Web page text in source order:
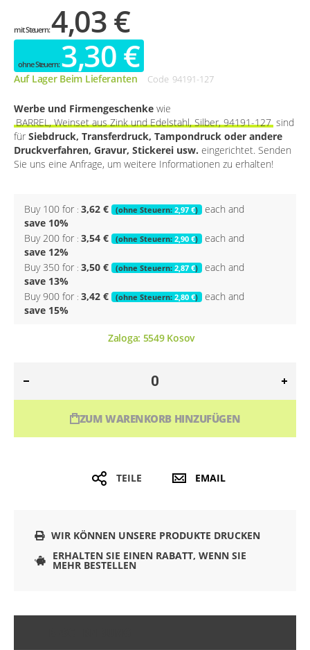
4,03 €
3,30 €
Auf Lager Beim Lieferanten Code 94191-127
Werbe und Firmengeschenke wie
BARREL, Weinset aus Zink und Edelstahl, Silber, 94191-127 sind
für Siebdruck, Transferdruck, Tampondruck oder andere
Druckverfahren, Gravur, Stickerei usw. eingerichtet. Senden
Sie uns eine Anfrage, um weitere Informationen zu erhalten!
Buy 100 for 3,62 € 2,97 €
each and
save 10%
Buy 200 for 3,54 € 2,90 €
each and
save 12%
Buy 350 for 3,50 € 2,87 €
each and
save 13%
Buy 900 for 3,42 € 2,80 €
each and
save 15%
Zaloga: 5549Kosov
ZUM WARENKORB HINZUFÜGEN
TEILE EMAIL
WIR KÖNNEN UNSERE PRODUKTE DRUCKEN
ERHALTEN SIE EINEN RABATT, WENN SIE
MEHR BESTELLEN